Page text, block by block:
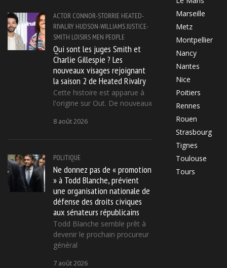
ACTOR CONNOR-STORRIE HEATED-
RIVALRY HUDSON-WILLIAMSJUSTICE-
SMITH LOISIRS MEN PEOPLE
Qui sont les juges Smith et
Charlie Gillespie ? Les
nouveaux visages rejoignant
la saison 2 de Heated Rivalry
Cette histoire est apparue à
l'origine sur Out. De nouveaux
8 août 2026
POLITIQUE
Ne donnez pas de « promotion
» à Todd Blanche, prévient
une organisation nationale de
défense des droits civiques
aux sénateurs républicains
Todd Blanche semble prêt à
devenir le prochain procureur
général
7 août 2026
Marseille
Metz
Montpellier
Nancy
Nantes
Nice
Poitiers
Rennes
Rouen
Strasbourg
Tignes
Toulouse
Tours